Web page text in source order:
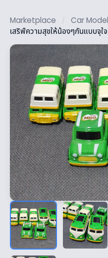
Marketplace / Car Model
เสริฟ์ความสุขให้น้องๆกันแบบจุใ